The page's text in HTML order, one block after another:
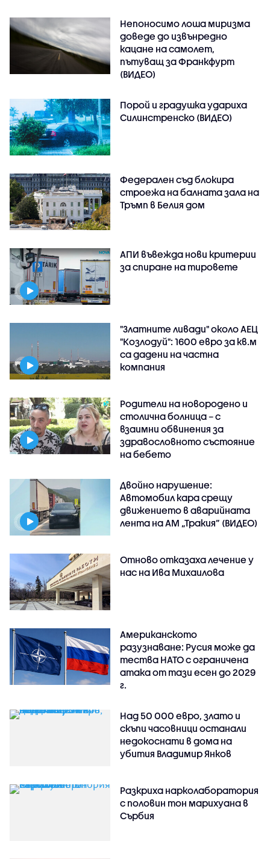
Непоносимо лоша миризма
доведе до извънредно
кацане на самолет,
пътуващ за Франкфурт
(ВИДЕО)
Порой и градушка удариха
Силинстренско (ВИДЕО)
Федерален съд блокира
строежа на балната зала на
Тръмп в Белия дом
АПИ въвежда нови критерии
за спиране на тировете
"Златните ливади" около АЕЦ
"Козлодуй": 1600 евро за кв.м
са дадени на частна
компания
Родители на новородено и
столична болница – с
взаимни обвинения за
здравословното състояние
на бебето
Двойно нарушение:
Автомобил кара срещу
движението в аварийната
лента на АМ „Тракия” (ВИДЕО)
Отново отказаха лечение у
нас на Ива Михаилова
Американското
разузнаване: Русия може да
тества НАТО с ограничена
атака от тази есен до 2029
г.
Над 50 000 евро, злато и
скъпи часовници останали
недокоснати в дома на
убития Владимир Янков
Разкриха нарколаборатория
с половин тон марихуана в
Сърбия